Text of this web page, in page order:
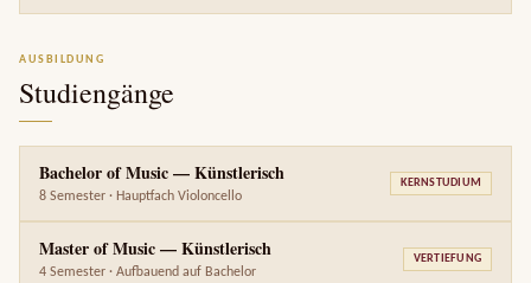
AUSBILDUNG
Studiengänge
Bachelor of Music — Künstlerisch
8 Semester · Hauptfach Violoncello
KERNSTUDIUM
Master of Music — Künstlerisch
4 Semester · Aufbauend auf Bachelor
VERTIEFUNG